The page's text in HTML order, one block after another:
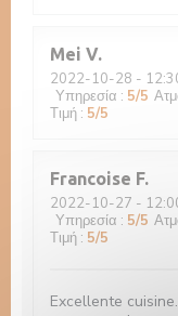
Mei V
2022-10-28 -
Υπηρεσία : 5/5
Τιμή : 5/5
Francoise F
2022-10-27 -
Υπηρεσία : 5/5
Τιμή : 5/5
Excellente